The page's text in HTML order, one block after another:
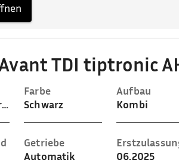
TDI tiptronic
Gebrauchtfahrzeug
Farbe
Schwarz
Aufbau
Kombi
Getriebe
Automatik
06.2025